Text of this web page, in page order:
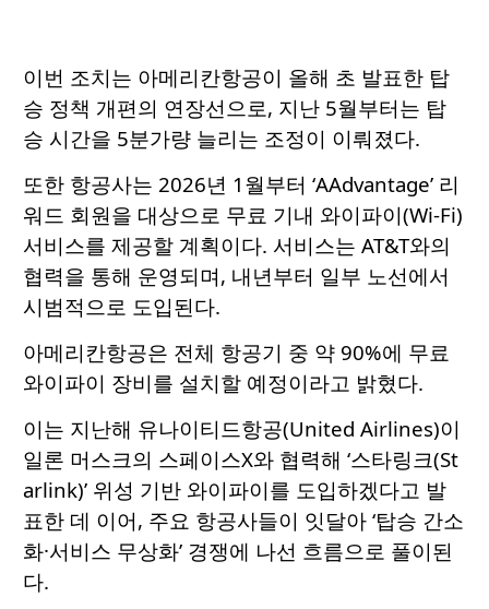
이번 조치는 아메리칸항공이 올해 초 발표한 탑
승 정책 개편의 연장선으로, 지난 5월부터는 탑
승 시간을 5분가량 늘리는 조정이 이뤄졌다.
또한 항공사는 2026년 1월부터 ‘AAdvantage’ 리
워드 회원을 대상으로 무료 기내 와이파이(Wi-Fi)
서비스를 제공할 계획이다. 서비스는 AT&T와의
협력을 통해 운영되며, 내년부터 일부 노선에서
시범적으로 도입된다.
아메리칸항공은 전체 항공기 중 약 90%에 무료
와이파이 장비를 설치할 예정이라고 밝혔다.
이는 지난해 유나이티드항공(United Airlines)이
일론 머스크의 스페이스X와 협력해 ‘스타링크(St
arlink)’ 위성 기반 와이파이를 도입하겠다고 발
표한 데 이어, 주요 항공사들이 잇달아 ‘탑승 간소
화·서비스 무상화’ 경쟁에 나선 흐름으로 풀이된
다.